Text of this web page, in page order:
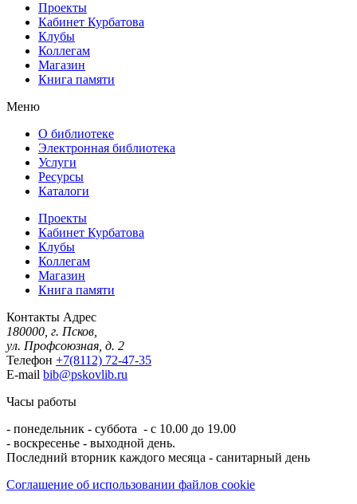
Проекты
Кабинет Курбатова
Клубы
Коллегам
Магазин
Книга памяти
Меню
О библиотеке
Электронная библиотека
Услуги
Ресурсы
Каталоги
Проекты
Кабинет Курбатова
Клубы
Коллегам
Магазин
Книга памяти
Контакты Адрес
180000, г. Псков,
ул. Профсоюзная, д. 2
Телефон +7(8112) 72-47-35
E-mail bib@pskovlib.ru
Часы работы
- понедельник - суббота - с 10.00 до 19.00
- воскресенье - выходной день.
Последний вторник каждого месяца - санитарный день
Соглашение об использовании файлов cookie